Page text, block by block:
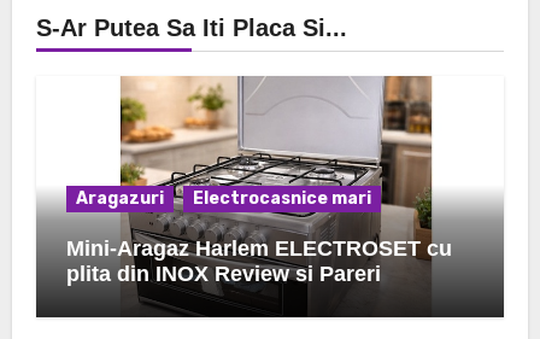
S-Ar Putea Sa Iti Placa Si...
Aragazuri Electrocasnice mari
Mini-Aragaz Harlem ELECTROSET cu
plita din INOX Review si Pareri